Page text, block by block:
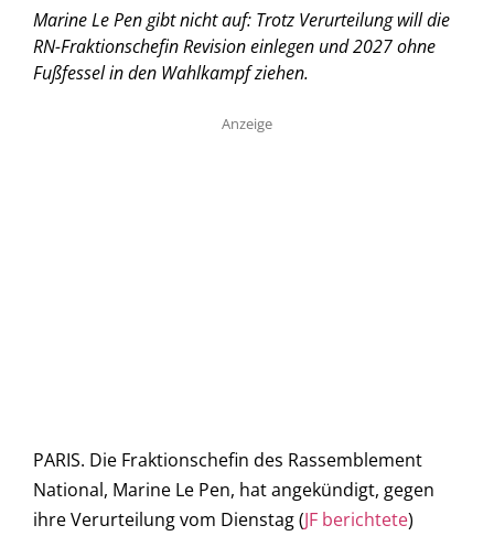
Marine Le Pen gibt nicht auf: Trotz Verurteilung will die
RN-Fraktionschefin Revision einlegen und 2027 ohne
Fußfessel in den Wahlkampf ziehen.
Anzeige
PARIS. Die Fraktionschefin des Rassemblement
National, Marine Le Pen, hat angekündigt, gegen
ihre Verurteilung vom Dienstag (JF berichtete)